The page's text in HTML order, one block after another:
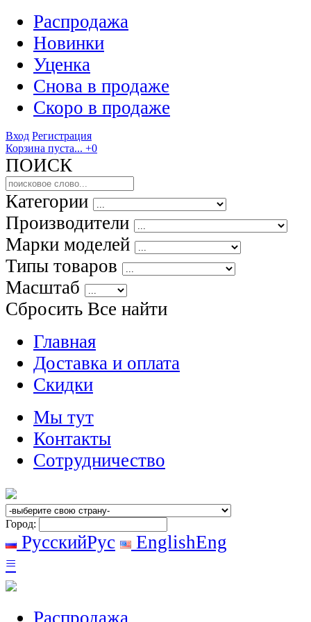
Распродажа
Новинки
Уценка
Снова в продаже
Скоро в продаже
Вход Регистрация
Корзина пуста... +0
ПОИСК
Категории
Производители
Марки моделей
Типы товаров
Масштаб
Сбросить Все найти
Главная
Доставка и оплата
Скидки
Мы тут
Контакты
Сотрудничество
Город:
РусскийРус EnglishEng
≡
Распродажа